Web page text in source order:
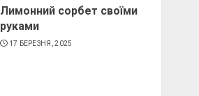
Лимонний сорбет своїми
руками
17 БЕРЕЗНЯ, 2025